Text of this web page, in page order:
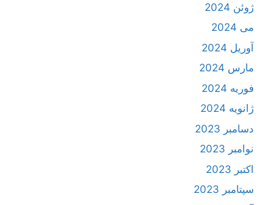
ژوئن 2024
می 2024
آوریل 2024
مارس 2024
فوریه 2024
ژانویه 2024
دسامبر 2023
نوامبر 2023
اکتبر 2023
سپتامبر 2023